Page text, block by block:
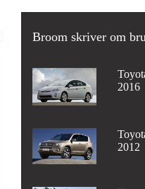
Broom skriver om
2016
2012